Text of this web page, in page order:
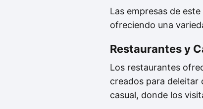
Las empresas de
ofreciendo una
Restaurantes y
Los restaurantes
creados para deleitar
casual, donde los